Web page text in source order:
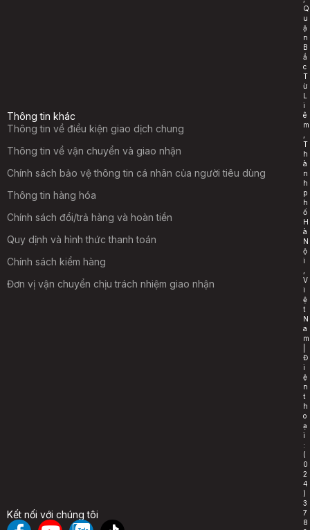
Thông tin khác
Thông tin về điều kiện giao dịch chung
Thông tin về vận chuyển và giao nhận
Chính sách bảo vệ thông tin cá nhân của người tiêu dùng
Thông tin hàng hóa
Chính sách đổi/trả hàng và hoàn tiền
Quy dịnh và hình thức thanh toán
Chính sách kiểm hàng
Đơn vị vận chuyển chịu trách nhiệm giao nhận
Kết nối với chúng tôi
Q
u
ậ
n
B
ắ
c
T
ừ
L
i
ê
m
T
h
à
n
h
p
h
ố
H
à
N
ộ
i
V
i
ệ
t
N
a
m
Đ
i
ệ
n
t
h
o
ạ
i
:
(
0
2
4
)
3
7
8